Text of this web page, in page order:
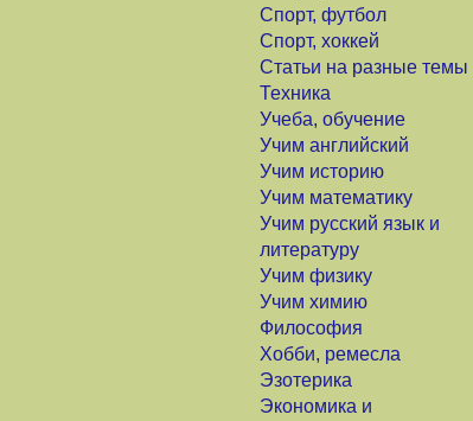
Спорт, футбол
Спорт, хоккей
Статьи на разные темы
Техника
Учеба, обучение
Учим английский
Учим историю
Учим математику
Учим русский язык и
литературу
Учим физику
Учим химию
Философия
Хобби, ремесла
Эзотерика
Экономика и